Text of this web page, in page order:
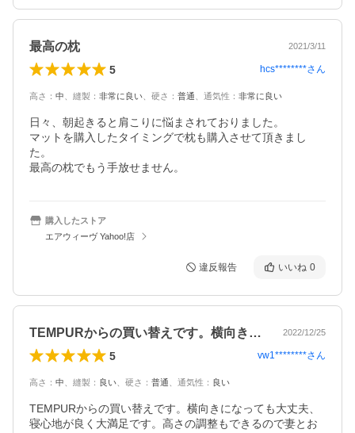
最高の枕 2021/3/11
5 hcs********さん
高さ ： 中 縫製 ： 非常に良い 硬さ ： 普通 通気性 ： 非常に良い
日々、朝起きると肩こりに悩まされておりました。
マットを購入したタイミングで枕も購入させて頂きまし
た。
最高の枕でもう手放せません。
購入したストア
エアウィーヴ Yahoo!店
違反報告 いいね 0
TEMPURからの買い替えです。横向き… 2022/12/25
5 vw1********さん
高さ ： 中 縫製 ： 良い 硬さ ： 普通 通気性 ： 良い
TEMPURからの買い替えです。横向きになっても大丈夫、
寝心地が良く大満足です。高さの調整もできるので妻とお